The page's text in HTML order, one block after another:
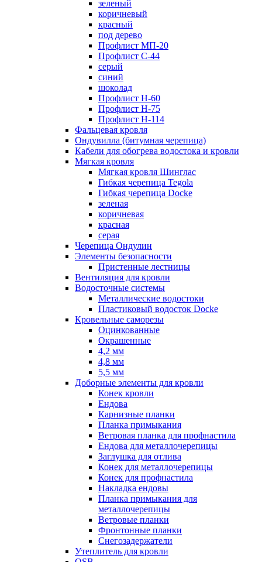
зеленый
коричневый
красный
под дерево
Профлист МП-20
Профлист С-44
серый
синий
шоколад
Профлист Н-60
Профлист Н-75
Профлист H-114
Фальцевая кровля
Ондувилла (битумная черепица)
Кабели для обогрева водостока и кровли
Мягкая кровля
Мягкая кровля Шинглас
Гибкая черепица Tegola
Гибкая черепица Docke
зеленая
коричневая
красная
серая
Черепица Ондулин
Элементы безопасности
Пристенные лестницы
Вентиляция для кровли
Водосточные системы
Металлические водостоки
Пластиковый водосток Docke
Кровельные саморезы
Оцинкованные
Окрашенные
4,2 мм
4,8 мм
5,5 мм
Доборные элементы для кровли
Конек кровли
Ендова
Карнизные планки
Планка примыкания
Ветровая планка для профнастила
Ендова для металлочерепицы
Заглушка для отлива
Конек для металлочерепицы
Конек для профнастила
Накладка ендовы
Планка примыкания для
металлочерепицы
Ветровые планки
Фронтонные планки
Снегозадержатели
Утеплитель для кровли